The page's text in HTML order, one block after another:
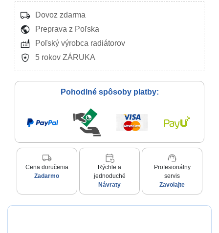
local_shipping Dovoz zdarma
public Preprava z Poľska
factory Poľský výrobca radiátorov
local_police 5 rokov ZÁRUKA
Pohodlné spôsoby platby:
local_shipping
Cena doručenia
Zadarmo
event_repeat
Rýchle a
jednoduché
Návraty
support_agent
Profesionálny
servis
Zavolajte